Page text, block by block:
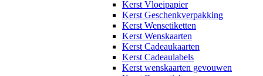
Kerst Vloeipapier
Kerst Geschenkverpakking
Kerst Wensetiketten
Kerst Wenskaarten
Kerst Cadeaukaarten
Kerst Cadeaulabels
Kerst wenskaarten gevouwen